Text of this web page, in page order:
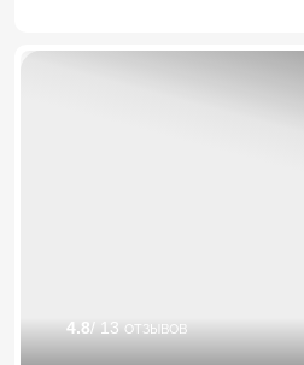
4.8/ 13 отзывов